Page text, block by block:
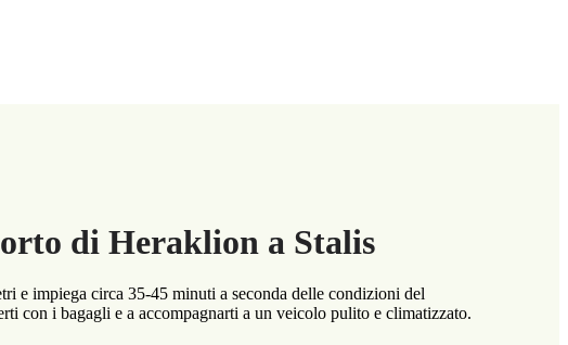
di Heraklion a Stalis
e impiega circa 35-45 minuti a seconda delle condizioni del
con i bagagli e a accompagnarti a un veicolo pulito e climatizzato.